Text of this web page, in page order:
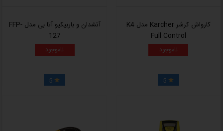
کارواش کرشر Karcher مدل K4
Full Control
ناموجود

5
آتشدان و باربیکیو آتا بی مدل FFP-
127
ناموجود
